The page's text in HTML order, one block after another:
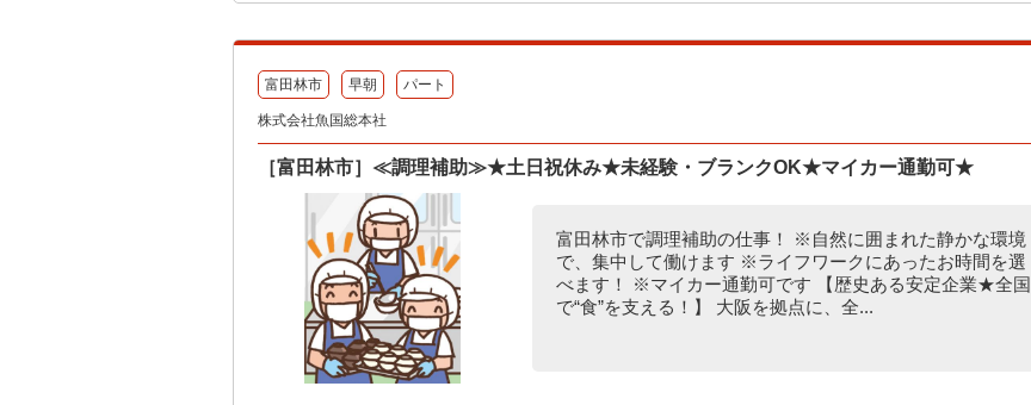
富田林市 早朝 パート
株式会社魚国総本社
［富田林市］≪調理補助≫★土日祝休み★未経験・ブランクOK★マイカー通勤可★
富田林市で調理補助の仕事！ ※自然に囲まれた静かな環境
で、集中して働けます ※ライフワークにあったお時間を選
べます！ ※マイカー通勤可です 【歴史ある安定企業★全国
で“食”を支える！】 大阪を拠点に、全...